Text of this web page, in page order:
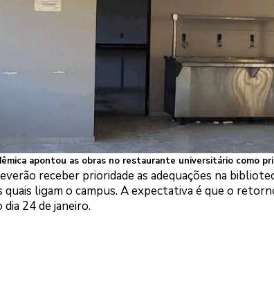
apontou as obras no restaurante universitário como
receber prioridade as adequações na
quais ligam o campus. A expectativa é que o
24 de janeiro.